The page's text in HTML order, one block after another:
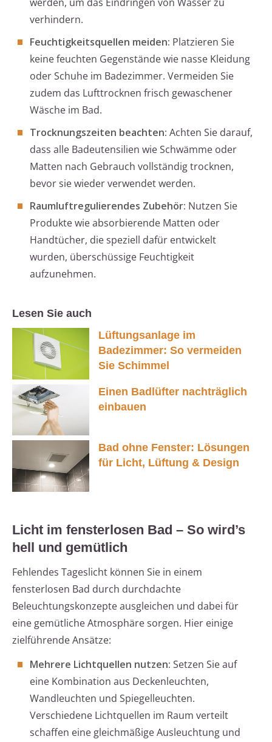
verhindern.
Feuchtigkeitsquellen meiden: Platzieren Sie
keine feuchten Gegenstände wie nasse Kleidung
oder Schuhe im Badezimmer. Vermeiden Sie
zudem das Lufttrocknen frisch gewaschener
Wäsche im Bad.
Trocknungszeiten beachten: Achten Sie darauf,
dass alle Badeutensilien wie Schwämme oder
Matten nach Gebrauch vollständig trocknen,
bevor sie wieder verwendet werden.
Raumluftregulierendes Zubehör: Nutzen Sie
Produkte wie absorbierende Matten oder
Handtücher, die speziell dafür entwickelt
wurden, überschüssige Feuchtigkeit
aufzunehmen.
Lesen Sie auch
Lüftungsanlage im
Badezimmer: So vermeiden
Sie Schimmel
Einen Badlüfter nachträglich
einbauen
Bad ohne Fenster: Lösungen
für Licht, Lüftung & Design
Licht im fensterlosen Bad – So wird’s
hell und gemütlich
Fehlendes Tageslicht können Sie in einem
fensterlosen Bad durch durchdachte
Beleuchtungskonzepte ausgleichen und dabei für
eine gemütliche Atmosphäre sorgen. Hier einige
zielführende Ansätze:
Mehrere Lichtquellen nutzen: Setzen Sie auf
eine Kombination aus Deckenleuchten,
Wandleuchten und Spiegelleuchten.
Verschiedene Lichtquellen im Raum verteilt
schaffen eine gleichmäßige Ausleuchtung und